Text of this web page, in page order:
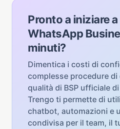
Pronto a iniziare
WhatsApp
minuti?
Dimentica i costi di
complesse procedure
qualità di BSP ufficiale
Trengo ti permette di
chatbot, automazioni e
condivisa per il team, il